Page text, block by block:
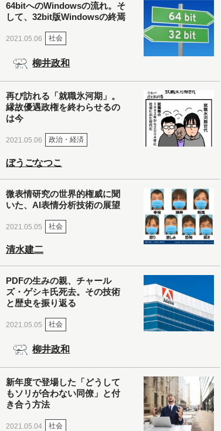
64bitへのWindowsの流れ。そ
して、32bit版Windowsの終焉
2021.05.06 社会
柳井政和
再び訪れる「就職氷河期」。
縁故優遇政権を終わらせるの
は今
2021.05.06 政治・経済
ぼうごなつこ
微表情研究の世界的権威に聞
いた、AI表情分析技術の展望
2021.05.05 社会
清水建二
PDFの生みの親、チャール
ズ・ゲシキ氏死去。その技術
と歴史を振り返る
2021.05.05 社会
柳井政和
新年度で登場した「どうして
もソリが合わない同僚」と付
き合う方法
2021.05.04 社会